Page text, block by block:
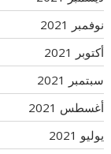
نوفمبر 2021
أكتوبر 2021
سبتمبر 2021
أغسطس 2021
يوليو 2021